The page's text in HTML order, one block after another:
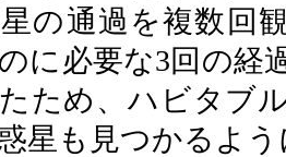
の通過を複数回
に必要な3回の経
ため、ハビタブ
星も見つかるよ